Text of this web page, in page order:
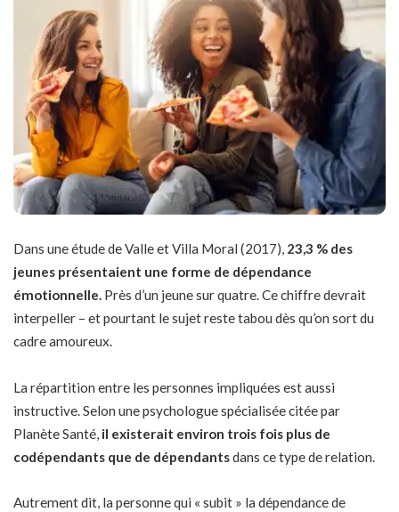
Dans une étude de Valle et Villa Moral (2017), 23,3 % des
jeunes présentaient une forme de dépendance
émotionnelle. Près d’un jeune sur quatre. Ce chiffre devrait
interpeller – et pourtant le sujet reste tabou dès qu’on sort du
cadre amoureux.
La répartition entre les personnes impliquées est aussi
instructive. Selon une psychologue spécialisée citée par
Planète Santé, il existerait environ trois fois plus de
codépendants que de dépendantsdans ce type de relation.
Autrement dit, la personne qui « subit » la dépendance de